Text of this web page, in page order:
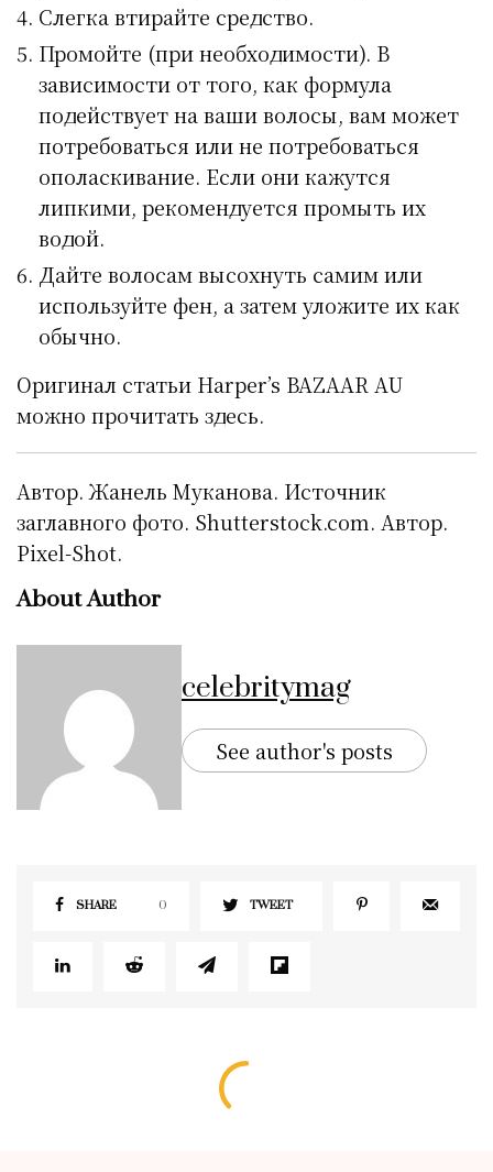
Слегка втирайте средство.
Промойте (при необходимости). В
зависимости от того, как формула
подействует на ваши волосы, вам может
потребоваться или не потребоваться
ополаскивание. Если они кажутся
липкими, рекомендуется промыть их
водой.
Дайте волосам высохнуть самим или
используйте фен, а затем уложите их как
обычно.
Оригинал статьи Harper’s BAZAAR AU
можно прочитать здесь.
Автор. Жанель Муканова. Источник
заглавного фото. Shutterstock.com. Автор.
Pixel-Shot.
About Author
celebritymag
See author's posts
SHARE 0 TWEET